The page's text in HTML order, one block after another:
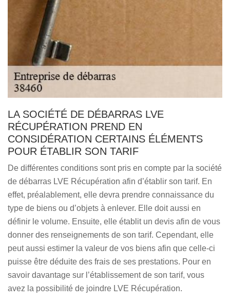
LA SOCIÉTÉ DE DÉBARRAS LVE
RÉCUPÉRATION PREND EN
CONSIDÉRATION CERTAINS ÉLÉMENTS
POUR ÉTABLIR SON TARIF
De différentes conditions sont pris en compte par la société
de débarras LVE Récupération afin d’établir son tarif. En
effet, préalablement, elle devra prendre connaissance du
type de biens ou d’objets à enlever. Elle doit aussi en
définir le volume. Ensuite, elle établit un devis afin de vous
donner des renseignements de son tarif. Cependant, elle
peut aussi estimer la valeur de vos biens afin que celle-ci
puisse être déduite des frais de ses prestations. Pour en
savoir davantage sur l’établissement de son tarif, vous
avez la possibilité de joindre LVE Récupération.